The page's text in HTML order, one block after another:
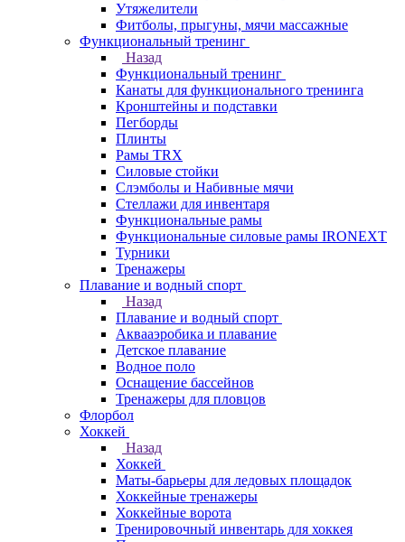
Утяжелители
Фитболы, прыгуны, мячи массажные
Функциональный тренинг
Назад
Функциональный тренинг
Канаты для функционального тренинга
Кронштейны и подставки
Пегборды
Плинты
Рамы TRX
Силовые стойки
Слэмболы и Набивные мячи
Стеллажи для инвентаря
Функциональные рамы
Функциональные силовые рамы IRONEXT
Турники
Тренажеры
Плавание и водный спорт
Назад
Плавание и водный спорт
Аквааэробика и плавание
Детское плавание
Водное поло
Оснащение бассейнов
Тренажеры для пловцов
Флорбол
Хоккей
Назад
Хоккей
Маты-барьеры для ледовых площадок
Хоккейные тренажеры
Хоккейные ворота
Тренировочный инвентарь для хоккея